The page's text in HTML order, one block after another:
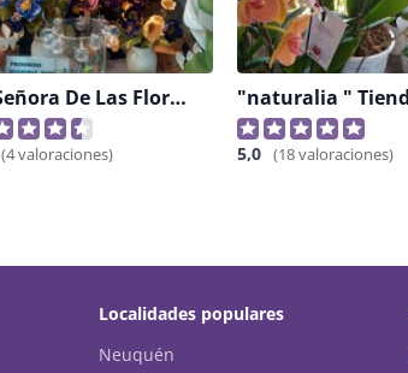
La Señora De Las Flores
(4 valoraciones) 5,0 (18 valoraciones)
Localidades populares
Neuquén